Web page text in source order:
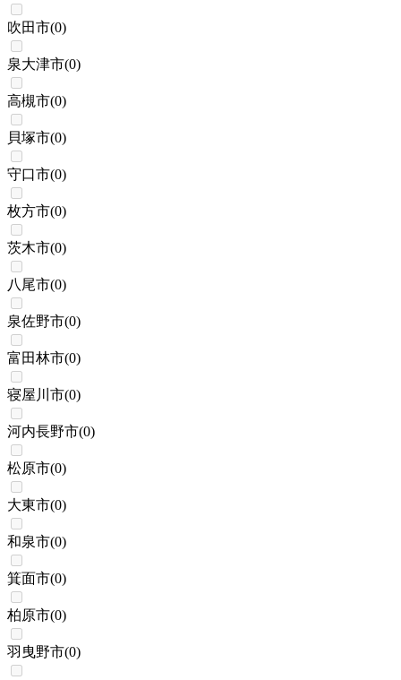
吹田市(0)
泉大津市(0)
高槻市(0)
貝塚市(0)
守口市(0)
枚方市(0)
茨木市(0)
八尾市(0)
泉佐野市(0)
富田林市(0)
寝屋川市(0)
河内長野市(0)
松原市(0)
大東市(0)
和泉市(0)
箕面市(0)
柏原市(0)
羽曳野市(0)